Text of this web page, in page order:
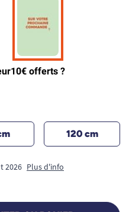
120 cm
2026 Plus d'info